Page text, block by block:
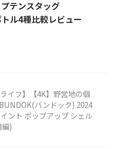
テンスタッグ
ル4種比較レビュー
イフ】【4K】野営地の個
バンドック) 2024
ント ポップアップ シェル
)